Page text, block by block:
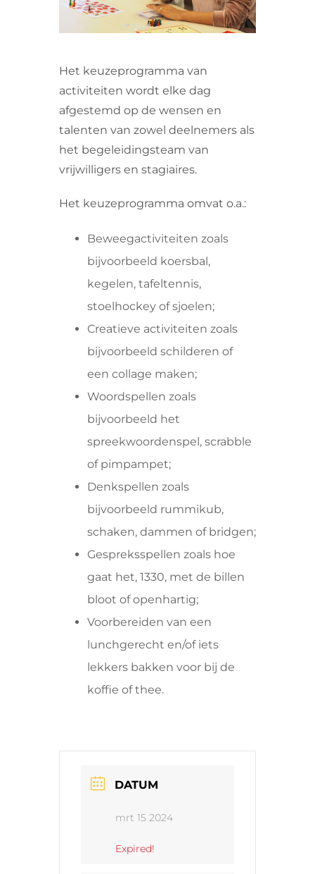
Het keuzeprogramma van
activiteiten wordt elke dag
afgestemd op de wensen en
talenten van zowel deelnemers als
het begeleidingsteam van
vrijwilligers en stagiaires.
Het keuzeprogramma omvat o.a.:
Beweegactiviteiten zoals
bijvoorbeeld koersbal,
kegelen, tafeltennis,
stoelhockey of sjoelen;
Creatieve activiteiten zoals
bijvoorbeeld schilderen of
een collage maken;
Woordspellen zoals
bijvoorbeeld het
spreekwoordenspel, scrabble
of pimpampet;
Denkspellen zoals
bijvoorbeeld rummikub,
schaken, dammen of bridgen;
Gespreksspellen zoals hoe
gaat het, 1330, met de billen
bloot of openhartig;
Voorbereiden van een
lunchgerecht en/of iets
lekkers bakken voor bij de
koffie of thee.
DATUM
mrt 15 2024
Expired!